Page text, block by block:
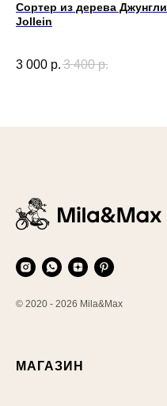
Сортер из дерева Джунгли
Jollein
3 000 р. 3 400 р.
© 2020 - 2026 Mila&Max
МАГАЗИН